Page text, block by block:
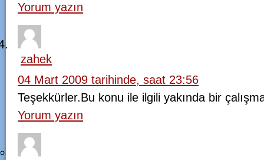
Yorum yazın
zahek
04 Mart 2009 tarihinde, saat 23:56
Teşekkürler.Bu konu ile ilgili yakında bir
Yorum yazın